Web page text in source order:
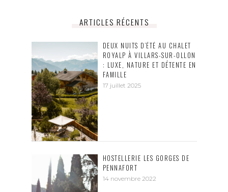
ARTICLES RÉCENTS
DEUX NUITS D’ÉTÉ AU CHALET
ROYALP À VILLARS-SUR-OLLON
: LUXE, NATURE ET DÉTENTE EN
FAMILLE
17 juillet 2025
HOSTELLERIE LES GORGES DE
PENNAFORT
14 novembre 2022